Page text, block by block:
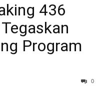
436
Program
0